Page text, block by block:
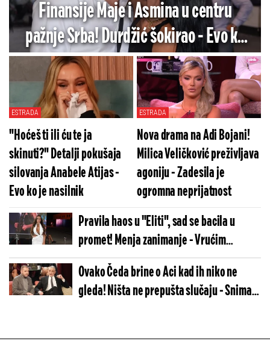
Finansije Maje i Asmina u centru
pažnje Srba! Durdžić šokirao - Evo ko
snosi sve troškove
ESTRADA
"Hoćeš ti ili ću te ja
skinuti?" Detalji pokušaja
silovanja Anabele Atijas -
Evo ko je nasilnik
ESTRADA
Nova drama na Adi Bojani!
Milica Veličković preživljava
agoniju - Zadesila je
ogromna neprijatnost
Pravila haos u "Eliti", sad se bacila u
promet! Menja zanimanje - Vrućim
snimkom šokirala naciju
Ovako Čeda brine o Aci kad ih niko ne
gleda! Ništa ne prepušta slučaju - Snimak